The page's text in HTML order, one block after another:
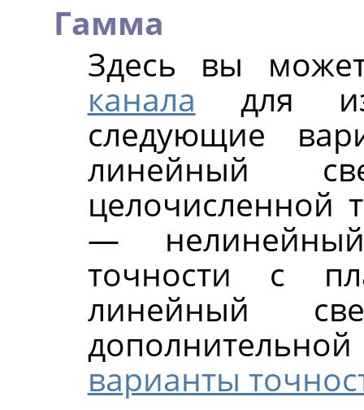
Гамма
Здесь вы
канала для
следующие
линейный
целочисленной
—
точности с
линейный
варианты